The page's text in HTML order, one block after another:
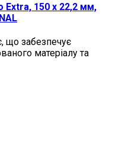
Extra, 150 х 22,2 мм,
що забезпечує
матеріалу та